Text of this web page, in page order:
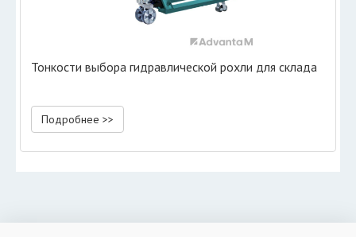
Тонкости выбора гидравлической рохли для склада
Подробнее >>